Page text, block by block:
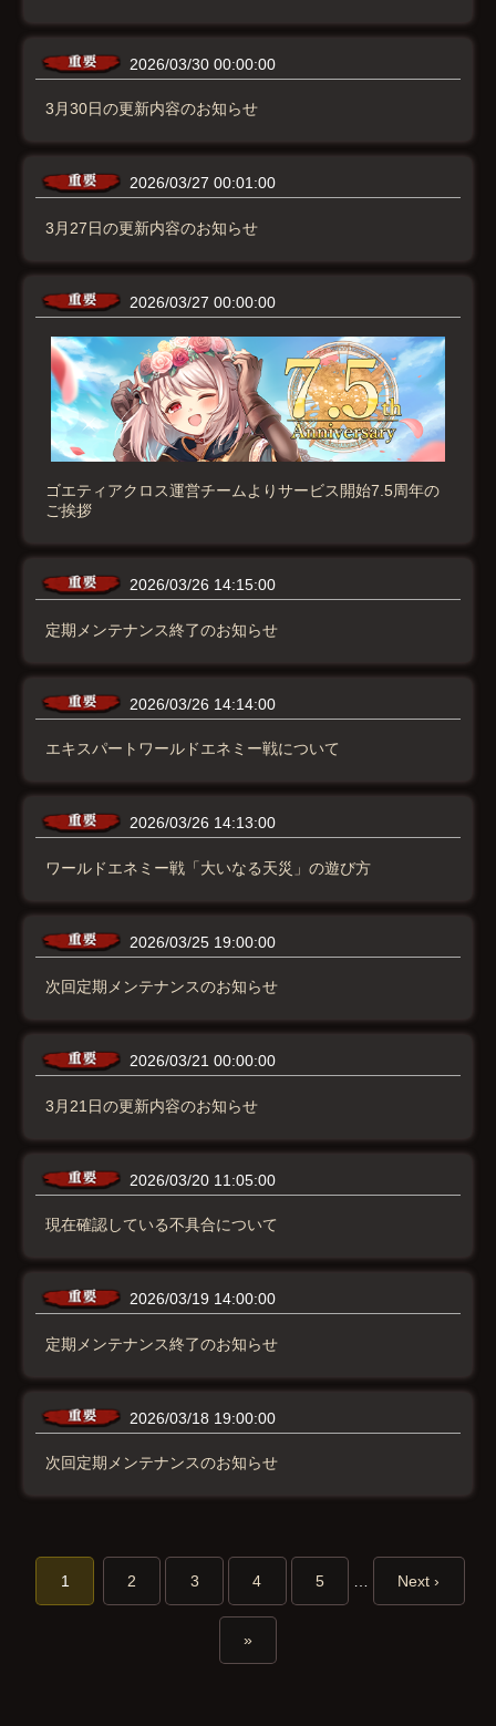
2026/03/30 00:00:00
3月30日の更新内容のお知らせ
2026/03/27 00:01:00
3月27日の更新内容のお知らせ
2026/03/27 00:00:00
ゴエティアクロス運営チームよりサービス開始7.5周年の
ご挨拶
2026/03/26 14:15:00
定期メンテナンス終了のお知らせ
2026/03/26 14:14:00
エキスパートワールドエネミー戦について
2026/03/26 14:13:00
ワールドエネミー戦「大いなる天災」の遊び方
2026/03/25 19:00:00
次回定期メンテナンスのお知らせ
2026/03/21 00:00:00
3月21日の更新内容のお知らせ
2026/03/20 11:05:00
現在確認している不具合について
2026/03/19 14:00:00
定期メンテナンス終了のお知らせ
2026/03/18 19:00:00
次回定期メンテナンスのお知らせ
1 2 3 4 5 Next ›
»